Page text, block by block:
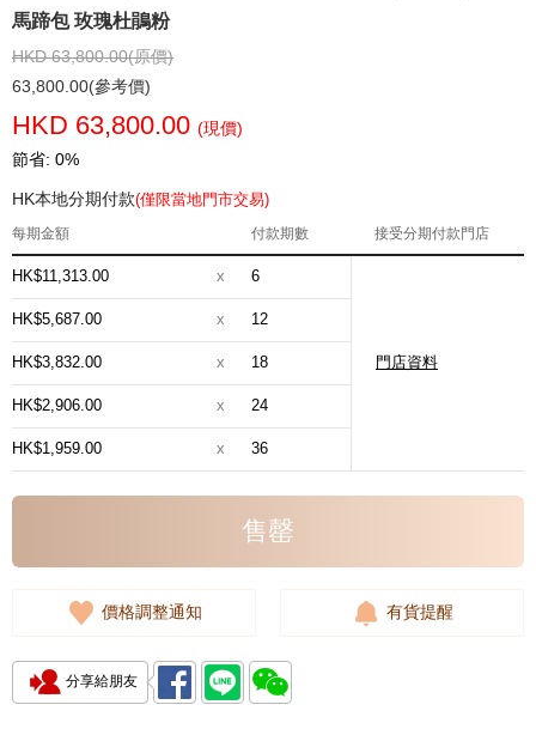
馬蹄包 玫瑰杜鵑粉
HKD 63,800.00(原價)
63,800.00(參考價)
HKD 63,800.00 (現價)
節省: 0%
HK本地分期付款(僅限當地門市交易)
每期金額 付款期數 接受分期付款門店
HK$11,313.00 x 6
門店資料
HK$5,687.00 x 12
HK$3,832.00 x 18
HK$2,906.00 x 24
HK$1,959.00 x 36
售罄
價格調整通知 有貨提醒
分享給朋友